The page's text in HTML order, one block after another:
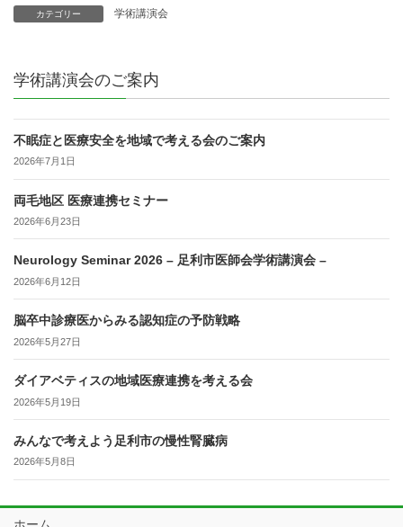
カテゴリー 学術講演会
学術講演会のご案内
不眠症と医療安全を地域で考える会のご案内
2026年7月1日
両毛地区 医療連携セミナー
2026年6月23日
Neurology Seminar 2026 – 足利市医師会学術講演会 –
2026年6月12日
脳卒中診療医からみる認知症の予防戦略
2026年5月27日
ダイアベティスの地域医療連携を考える会
2026年5月19日
みんなで考えよう足利市の慢性腎臓病
2026年5月8日
ホーム